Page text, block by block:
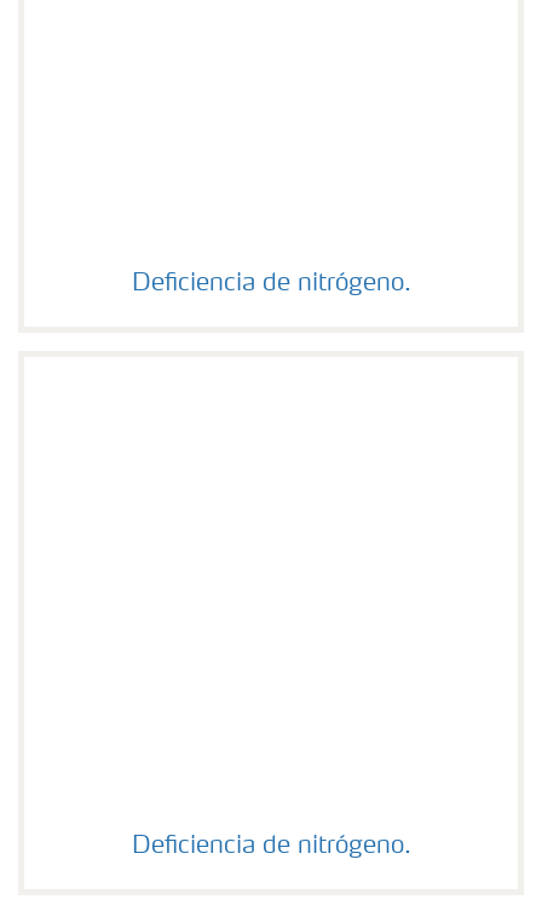
Deficiencia de nitrógeno.
Deficiencia de nitrógeno.
Deficiencia de nitrógeno.
Deficiencia de nitrógeno.